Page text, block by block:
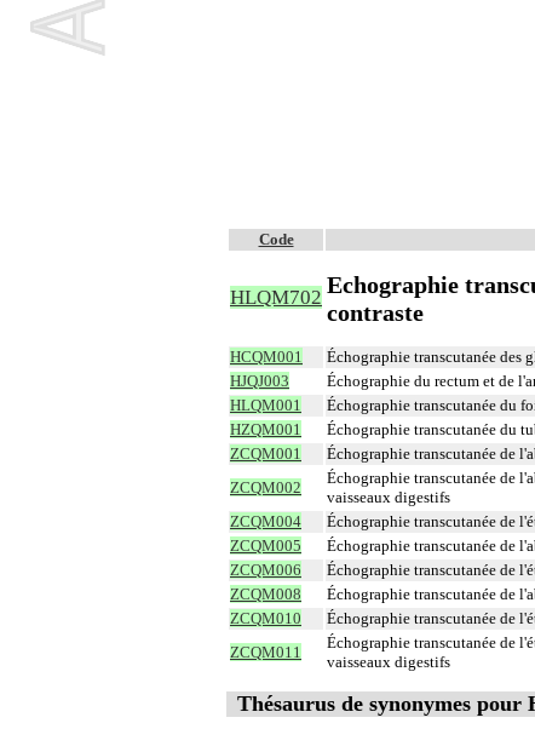
Code
HLQM702 Echographie
contraste
HCQM001 Échographie transcutanée des
HJQJ003 Échographie du rectum et de
HLQM001 Échographie transcutanée du
HZQM001 Échographie transcutanée du
ZCQM001 Échographie transcutanée de
ZCQM002
Échographie transcutanée de
vaisseaux digestifs
ZCQM004 Échographie transcutanée de
ZCQM005 Échographie transcutanée de
ZCQM006 Échographie transcutanée de
ZCQM008 Échographie transcutanée de
ZCQM010 Échographie transcutanée de
ZCQM011
Échographie transcutanée de
vaisseaux digestifs
Thésaurus de synonymes pour